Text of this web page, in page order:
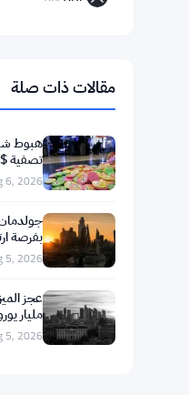
BNB
BNB
Solana
SOL
XRP
XRP